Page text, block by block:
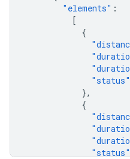
"elements" :
[
{
"status"
},
{
"status"